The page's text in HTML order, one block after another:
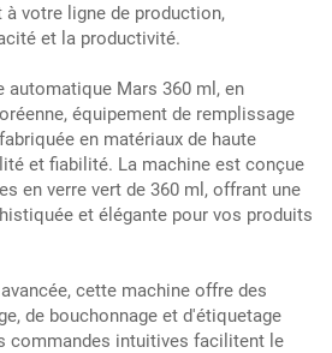
votre ligne de production,
et la productivité.
automatique Mars 360 ml, en
équipement de remplissage
en matériaux de haute
et fiabilité. La machine est conçue
en verre vert de 360 ml, offrant une
et élégante pour vos produits
cette machine offre des
de bouchonnage et d'étiquetage
commandes intuitives facilitent le